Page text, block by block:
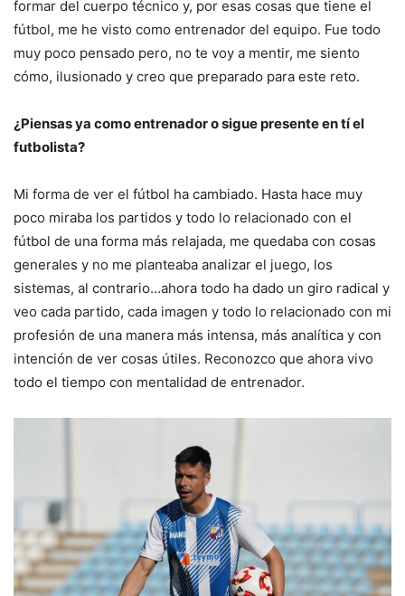
formar del cuerpo técnico y, por esas cosas que tiene el
fútbol, me he visto como entrenador del equipo. Fue todo
muy poco pensado pero, no te voy a mentir, me siento
cómo, ilusionado y creo que preparado para este reto.
¿Piensas ya como entrenador o sigue presente en tí el
futbolista?
Mi forma de ver el fútbol ha cambiado. Hasta hace muy
poco miraba los partidos y todo lo relacionado con el
fútbol de una forma más relajada, me quedaba con cosas
generales y no me planteaba analizar el juego, los
sistemas, al contrario…ahora todo ha dado un giro radical y
veo cada partido, cada imagen y todo lo relacionado con mi
profesión de una manera más intensa, más analítica y con
intención de ver cosas útiles. Reconozco que ahora vivo
todo el tiempo con mentalidad de entrenador.